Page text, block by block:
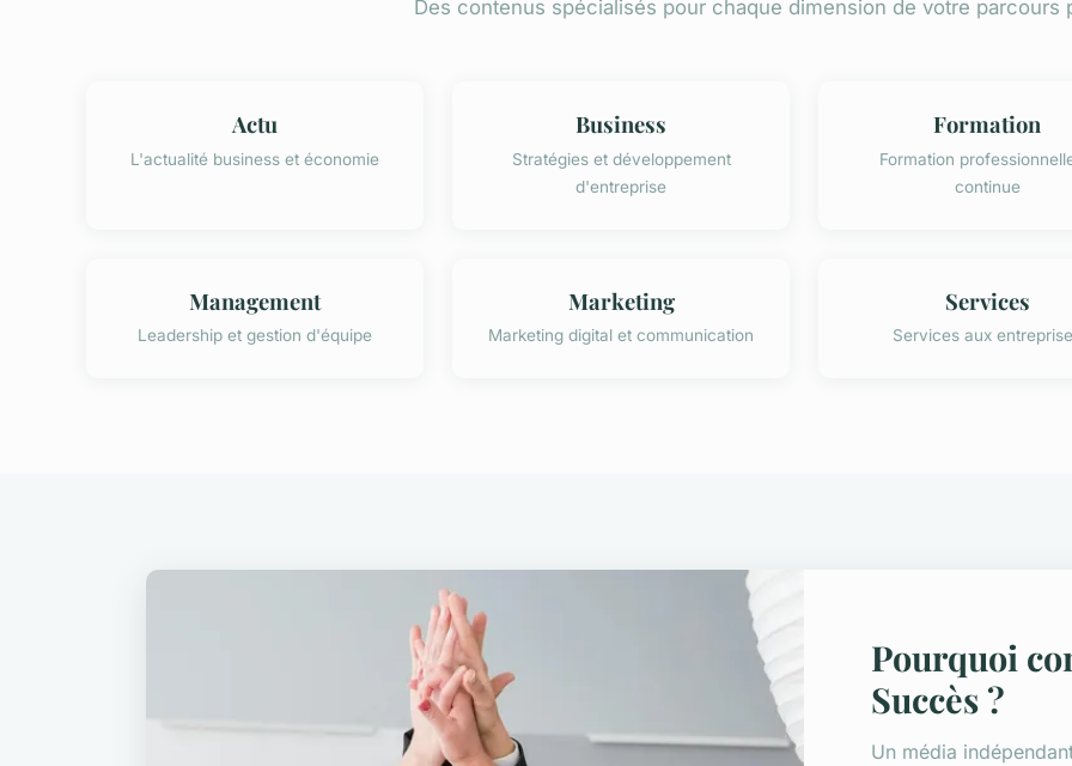
Des contenus spécialisés pour chaque dimension de votre parcours
Actu
L'actualité business et économie
Business
Stratégies et développement
d'entreprise
Formation
Formation
continue
Management
Leadership et gestion d'équipe
Marketing
Marketing digital et communication
Services
Services aux
Pourquoi
Succès ?
Un média